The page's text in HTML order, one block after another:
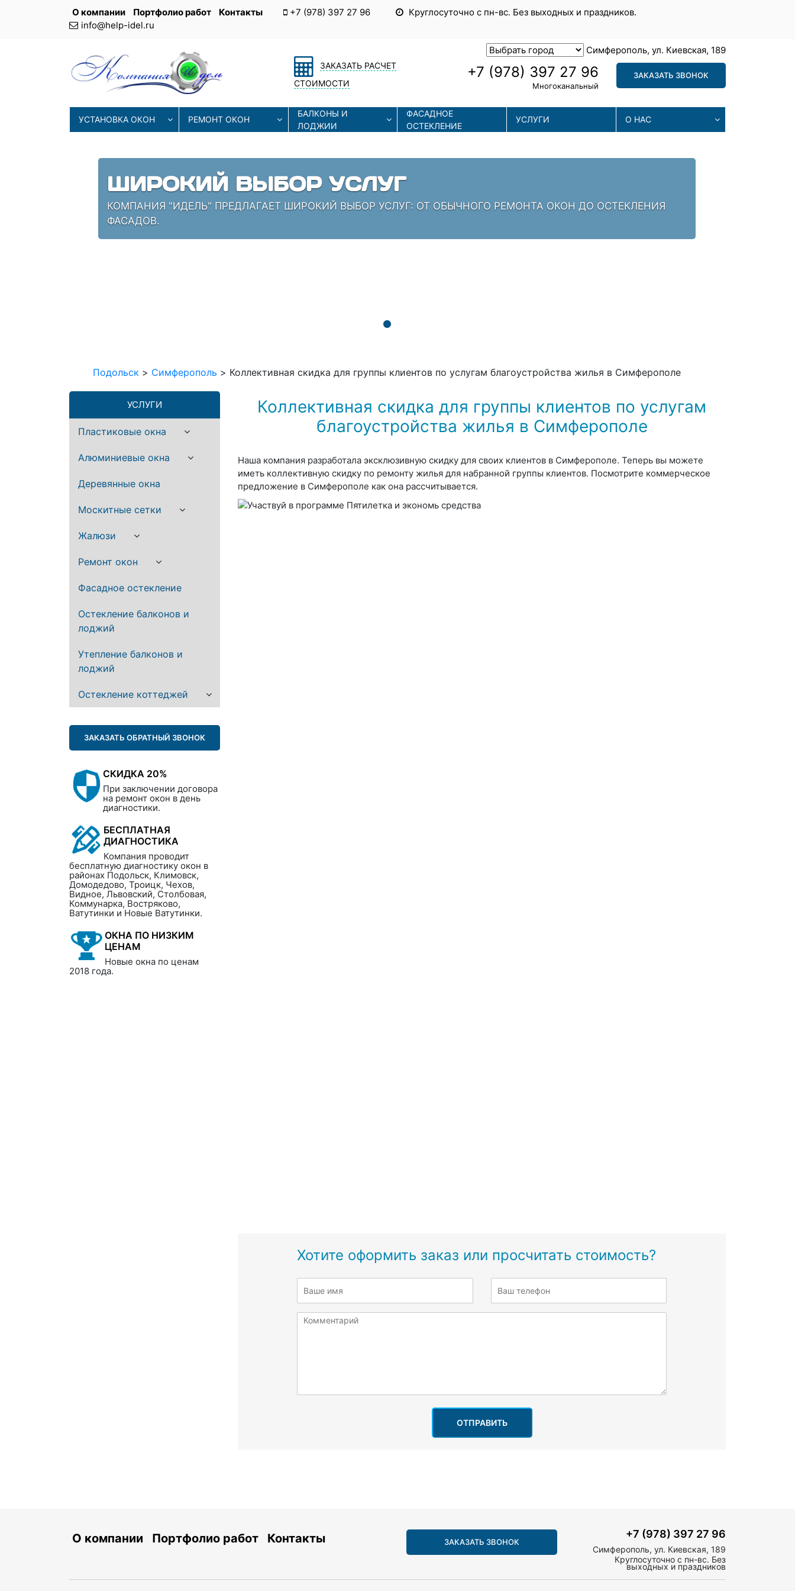
О компании Портфолио работ Контакты +7 (978) 397 27 96
Круглосуточно с пн-вс. Без выходных и праздников.
info@help-idel.ru
ЗАКАЗАТЬ РАСЧЕТ
СТОИМОСТИ
Симферополь, ул. Киевская, 189
+7 (978) 397 27 96
Многоканальный
ЗАКАЗАТЬ ЗВОНОК
УСТАНОВКА ОКОН РЕМОНТ ОКОН
БАЛКОНЫ И
ЛОДЖИИ
ФАСАДНОЕ
ОСТЕКЛЕНИЕ
УСЛУГИ О НАС
СОВРЕМЕННЫЕ ТЕХНОЛОГИИ
НАШИ МАСТЕРА ИСПОЛЬЗУЮТ СОВРЕМЕННЫЕ ТЕХНОЛОГИИ МОНТАЖА И РЕМОНТА. ЗАЛОГ УСПЕХА -
ПРОВЕРЕННЫЕ СПЕЦИАЛИСТЫ, КОТОРЫЕ ЗНАЮТ СВОЁ ДЕЛО!
Подольск > Симферополь > Коллективная скидка для группы клиентов по услугам благоустройства жилья в Симферополе
УСЛУГИ
Пластиковые окна
Алюминиевые окна
Деревянные окна
Москитные сетки
Жалюзи
Ремонт окон
Фасадное остекление
Остекление балконов и
лоджий
Утепление балконов и
лоджий
Остекление коттеджей
ЗАКАЗАТЬ ОБРАТНЫЙ ЗВОНОК
СКИДКА 20%
При заключении договора
на ремонт окон в день
диагностики.
БЕСПЛАТНАЯ
ДИАГНОСТИКА
Компания проводит
бесплатную диагностику окон в
районах Подольск, Климовск,
Домодедово, Троицк, Чехов,
Видное, Львовский, Столбовая,
Коммунарка, Востряково,
Ватутинки и Новые Ватутинки.
ОКНА ПО НИЗКИМ
ЦЕНАМ
Новые окна по ценам
2018 года.
Коллективная скидка для группы клиентов по услугам
благоустройства жилья в Симферополе
Наша компания разработала эксклюзивную скидку для своих клиентов в Симферополе. Теперь вы можете
иметь коллективную скидку по ремонту жилья для набранной группы клиентов. Посмотрите коммерческое
предложение в Симферополе как она рассчитывается.
Хотите оформить заказ или просчитать стоимость?
ОТПРАВИТЬ
О компании Портфолио работ Контакты ЗАКАЗАТЬ ЗВОНОК
+7 (978) 397 27 96
Симферополь, ул. Киевская, 189
Круглосуточно с пн-вс. Без
выходных и праздников